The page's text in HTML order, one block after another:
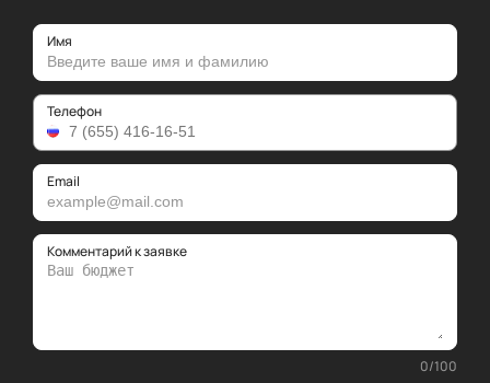
Имя
Телефон
Email
Комментарий к заявке
0/100